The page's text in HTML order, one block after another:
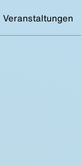
Veranstaltungen